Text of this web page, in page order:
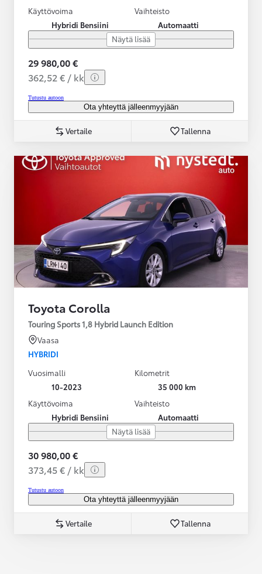
Käyttövoima
Hybridi Bensiini
Vaihteisto
Automaatti
Näytä lisää
29 980,00 €
362,52 € / kk
Tutustu autoon
Ota yhteyttä jälleenmyyjään
Vertaile Tallenna
Toyota Corolla
Touring Sports 1,8 Hybrid Launch Edition
Vaasa
HYBRIDI
Vuosimalli
10-2023
Kilometrit
35 000 km
Käyttövoima
Hybridi Bensiini
Vaihteisto
Automaatti
Näytä lisää
30 980,00 €
373,45 € / kk
Tutustu autoon
Ota yhteyttä jälleenmyyjään
Vertaile Tallenna